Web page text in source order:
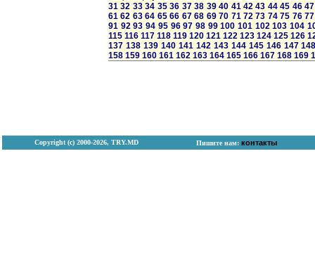
31 32 33 34 35 36 37 38 39 40 41 42 43 44 45 46 47
61 62 63 64 65 66 67 68 69 70 71 72 73 74 75 76 77
91 92 93 94 95 96 97 98 99 100 101 102 103 104
115 116 117 118 119 120 121 122 123 124 125 126
137 138 139 140 141 142 143 144 145 146 147
158 159 160 161 162 163 164 165 166 167 168 169
Copyright (с) 2000-2026, TRY.MD Пишите нам: контакты